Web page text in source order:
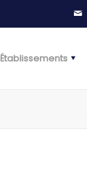
Établissements